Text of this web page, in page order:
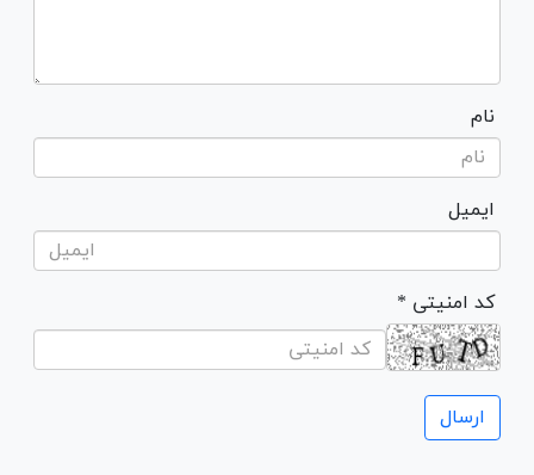
نام
ایمیل
* کد امنیتی